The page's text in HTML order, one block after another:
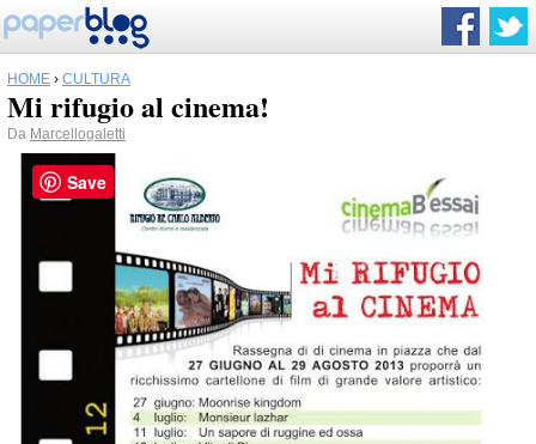
HOME › CULTURA
Mi rifugio al cinema!
Da Marcellogaletti
Save